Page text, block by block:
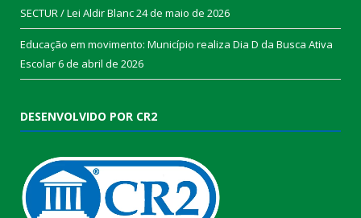
SECTUR / Lei Aldir Blanc24 de maio de 2026
Educação em movimento: Município realiza Dia D da Busca Ativa
Escolar6 de abril de 2026
DESENVOLVIDO POR CR2